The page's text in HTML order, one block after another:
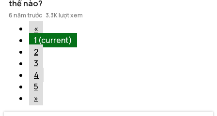
thế nào?
6 năm trước 3.3K lượt xem
«
1 (current)
2
3
4
5
»